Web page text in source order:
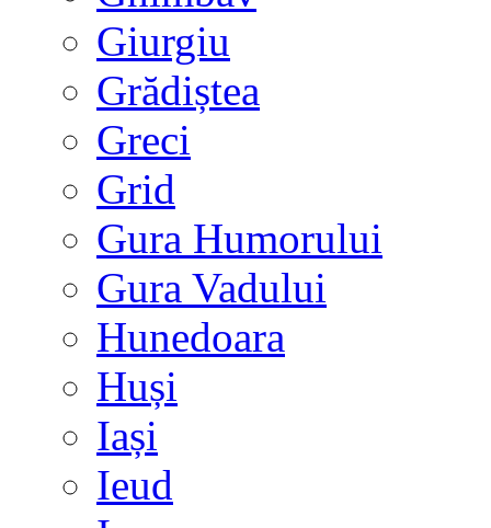
Giurgiu
Grădiștea
Greci
Grid
Gura Humorului
Gura Vadului
Hunedoara
Huși
Iași
Ieud